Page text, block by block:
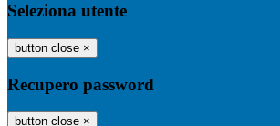
Seleziona utente
button close ×
Recupero password
button close ×